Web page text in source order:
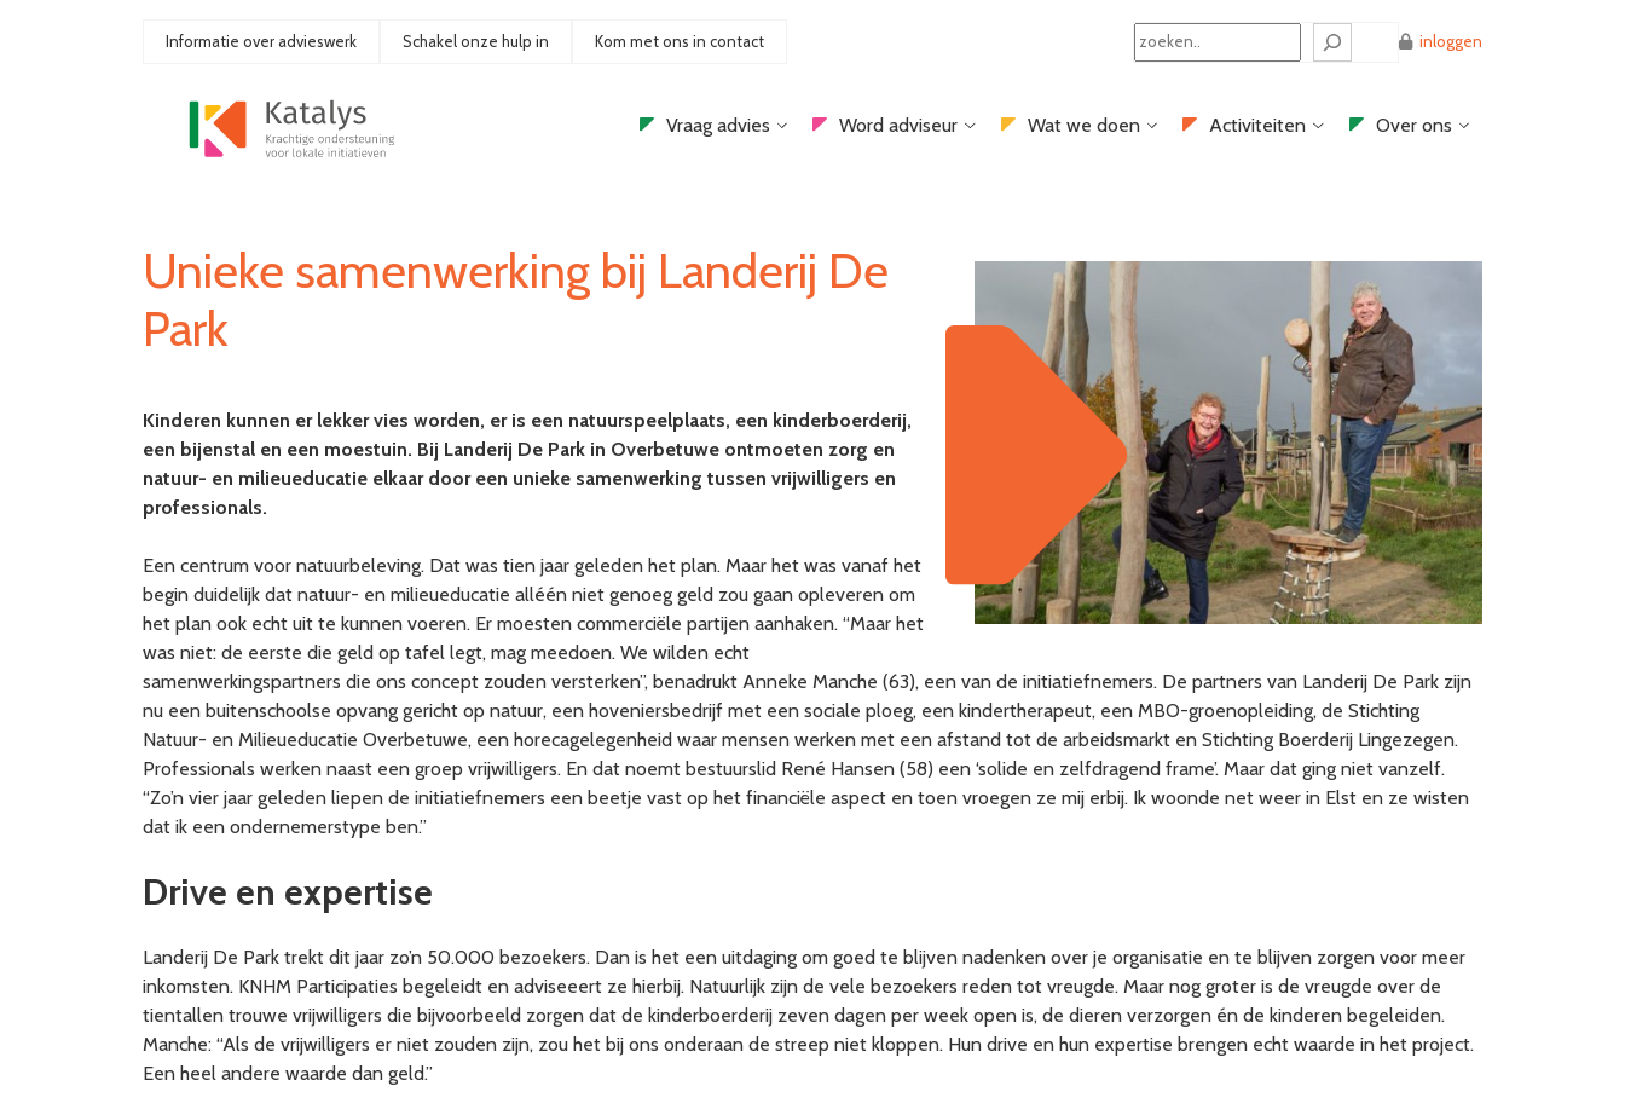
Informatie over advieswerk Schakel onze hulp in Kom met ons in contact
Search
inloggen
Vraag advies Word adviseur Wat we doen Activiteiten Over ons
Unieke samenwerking bij Landerij De
Park
Kinderen kunnen er lekker vies worden, er is een natuurspeelplaats, een kinderboerderij,
een bijenstal en een moestuin. Bij Landerij De Park in Overbetuwe ontmoeten zorg en
natuur- en milieueducatie elkaar door een unieke samenwerking tussen vrijwilligers en
professionals.
Een centrum voor natuurbeleving. Dat was tien jaar geleden het plan. Maar het was vanaf het
begin duidelijk dat natuur- en milieueducatie alléén niet genoeg geld zou gaan opleveren om
het plan ook echt uit te kunnen voeren. Er moesten commerciële partijen aanhaken. “Maar het
was niet: de eerste die geld op tafel legt, mag meedoen. We wilden echt
samenwerkingspartners die ons concept zouden versterken”, benadrukt Anneke Manche (63), een van de initiatiefnemers. De partners van Landerij De Park zijn
nu een buitenschoolse opvang gericht op natuur, een hoveniersbedrijf met een sociale ploeg, een kindertherapeut, een MBO-groenopleiding, de Stichting
Natuur- en Milieueducatie Overbetuwe, een horecagelegenheid waar mensen werken met een afstand tot de arbeidsmarkt en Stichting Boerderij Lingezegen.
Professionals werken naast een groep vrijwilligers. En dat noemt bestuurslid René Hansen (58) een ‘solide en zelfdragend frame’. Maar dat ging niet vanzelf.
“Zo’n vier jaar geleden liepen de initiatiefnemers een beetje vast op het financiële aspect en toen vroegen ze mij erbij. Ik woonde net weer in Elst en ze wisten
dat ik een ondernemerstype ben.”
Drive en expertise
Landerij De Park trekt dit jaar zo’n 50.000 bezoekers. Dan is het een uitdaging om goed te blijven nadenken over je organisatie en te blijven zorgen voor meer
inkomsten. KNHM Participaties begeleidt en adviseeert ze hierbij. Natuurlijk zijn de vele bezoekers reden tot vreugde. Maar nog groter is de vreugde over de
tientallen trouwe vrijwilligers die bijvoorbeeld zorgen dat de kinderboerderij zeven dagen per week open is, de dieren verzorgen én de kinderen begeleiden.
Manche: “Als de vrijwilligers er niet zouden zijn, zou het bij ons onderaan de streep niet kloppen. Hun drive en hun expertise brengen echt waarde in het project.
Een heel andere waarde dan geld.”